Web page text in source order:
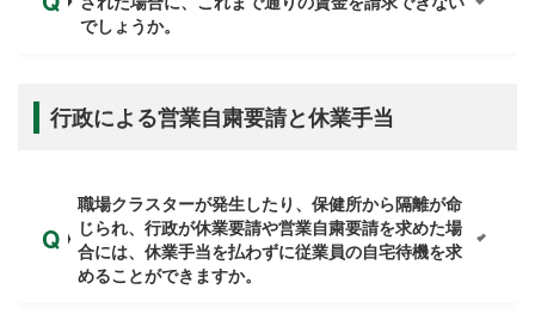
でしょうか。
行政による営業自粛要請と休業手当
職場クラスターが発生したり、保健所から隔離が命
じられ、行政が休業要請や営業自粛要請を求めた場
合には、休業手当を払わずに従業員の自宅待機を求
めることができますか。